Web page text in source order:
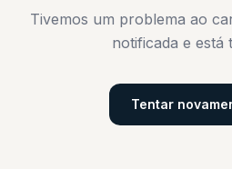
Tivemos um problema ao
notificada e está
Tentar